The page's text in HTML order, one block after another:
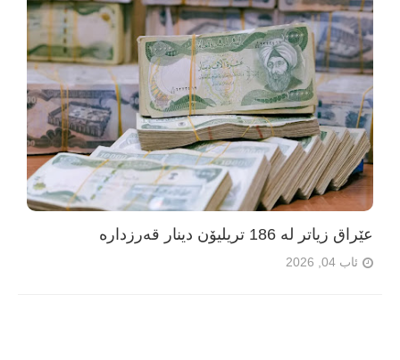
عێراق زیاتر لە 186 تریلیۆن دینار قەرزدارە
ئاب 04, 2026